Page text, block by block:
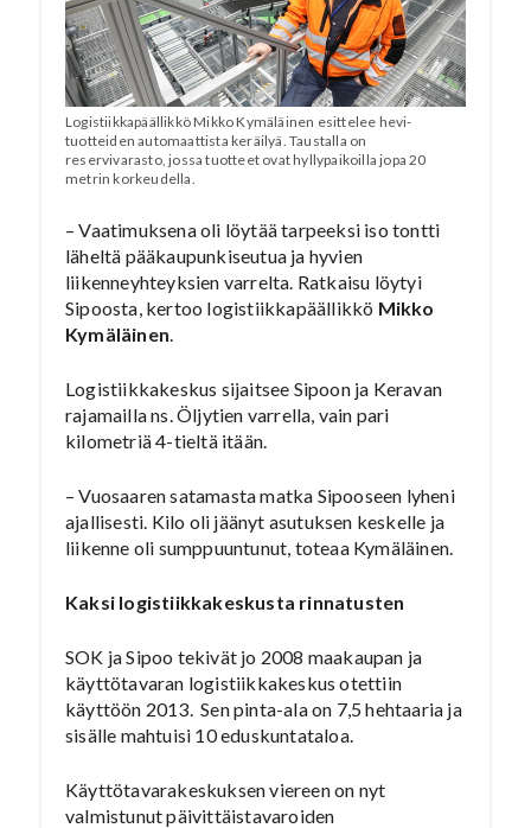
Logistiikkapäällikkö Mikko Kymäläinen esittelee hevi-
tuotteiden automaattista keräilyä. Taustalla on
reservivarasto, jossa tuotteet ovat hyllypaikoilla jopa 20
metrin korkeudella.
– Vaatimuksena oli löytää tarpeeksi iso tontti
läheltä pääkaupunkiseutua ja hyvien
liikenneyhteyksien varrelta. Ratkaisu löytyi
Sipoosta, kertoo logistiikkapäällikkö Mikko
Kymäläinen
Logistiikkakeskus sijaitsee Sipoon ja Keravan
rajamailla ns. Öljytien varrella, vain pari
kilometriä 4-tieltä itään.
– Vuosaaren satamasta matka Sipooseen lyheni
ajallisesti. Kilo oli jäänyt asutuksen keskelle ja
liikenne oli sumppuuntunut, toteaa Kymäläinen.
Kaksi logistiikkakeskusta rinnatusten
SOK ja Sipoo tekivät jo 2008 maakaupan ja
käyttötavaran logistiikkakeskus otettiin
käyttöön 2013. Sen pinta-ala on 7,5 hehtaaria ja
sisälle mahtuisi 10 eduskuntataloa.
Käyttötavarakeskuksen viereen on nyt
valmistunut päivittäistavaroiden